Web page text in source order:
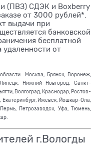
(ПВЗ) СДЭК и Boxberry
от 3000 рублей*.
выдачи при
банковской
бесплатной
удаленности от
Москва, Брянск, Воронеж,
Нижний Новгород, Санкт-
Волгоград, Краснодар, Ростов-
Екатеринбург, Ижевск, Йошкар-Ола,
Петрозаводск, Уфа, Тюмень,
г.Вологды